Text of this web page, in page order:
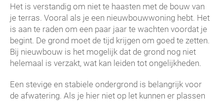
Het is verstandig om niet te haasten met de bouw van
je terras. Vooral als je een nieuwbouwwoning hebt. Het
is aan te raden om een paar jaar te wachten voordat je
begint. De grond moet de tijd krijgen om goed te zetten.
Bij nieuwbouw is het mogelijk dat de grond nog niet
helemaal is verzakt, wat kan leiden tot ongelijkheden.
Een stevige en stabiele ondergrond is belangrijk voor
de afwatering. Als je hier niet op let kunnen er plassen